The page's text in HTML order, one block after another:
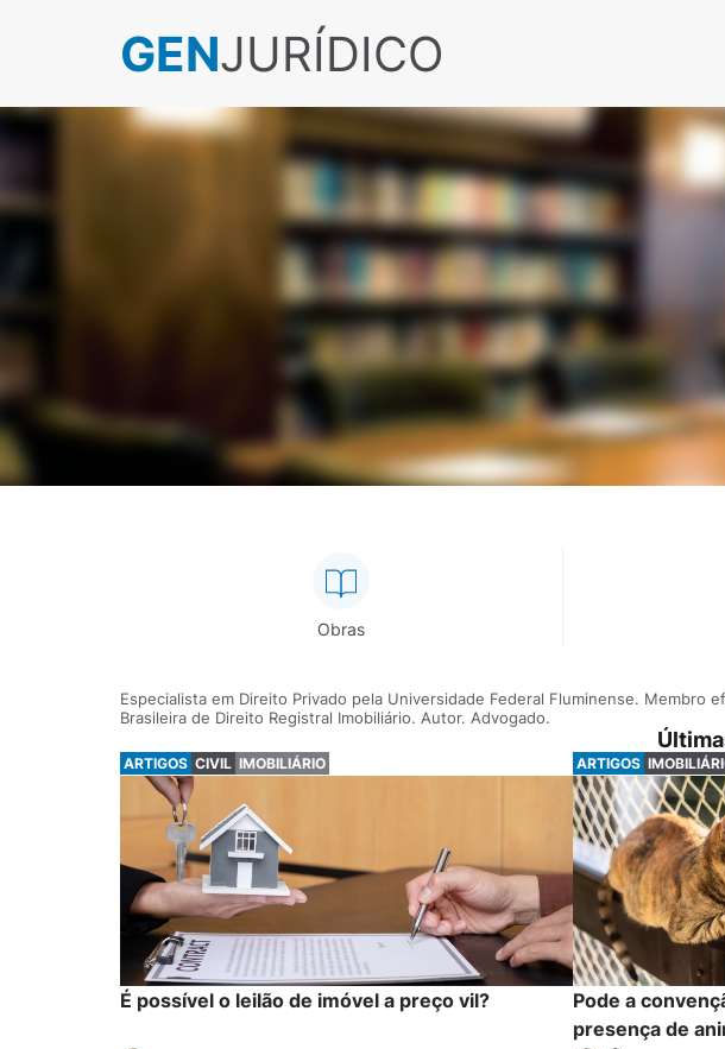
GENJURÍDICO
Obras
Especialista em Direito Privado pela Universidade Federal Fluminense.
Brasileira de Direito Registral Imobiliário. Autor. Advogado.
ARTIGOS CIVIL IMOBILIÁRIO
É possível o leilão de imóvel a preço vil?
ARTIGOS
Pode a
presença de